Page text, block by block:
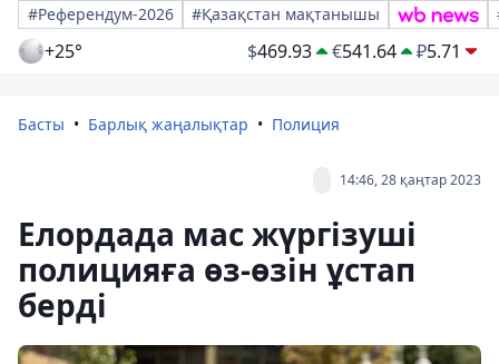
#Референдум-2026
#Қазақстан мақтанышы
+25° $469.93 €541.64 ₽5.71
Басты Барлық жаңалықтар Полиция
14:46, 28 қаңтар 2023
Елордада мас жүргізуші
полицияға өз-өзін ұстап
берді